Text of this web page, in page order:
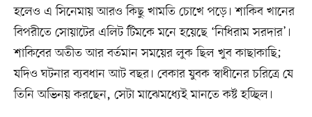
হলেও এ সিনেমায় আরও কিছু খামতি চোখে পড়ে। শাকিব খানের
বিপরীতে সোয়াটের এলিট টিমকে মনে হয়েছে ‘নিধিরাম সরদার’।
শাকিবের অতীত আর বর্তমান সময়ের লুক ছিল খুব কাছাকাছি;
যদিও ঘটনার ব্যবধান আট বছর। বেকার যুবক স্বাধীনের চরিত্রে যে
তিনি অভিনয় করছেন, সেটা মাঝেমধ্যেই মানতে কষ্ট হচ্ছিল।